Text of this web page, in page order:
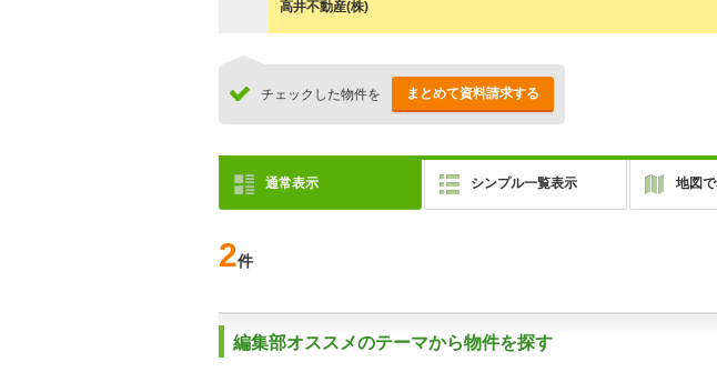
高井不動産(株)
チェックした物件を まとめて資料請求する
通常表示 シンプル一覧表示 地図
2件
編集部オススメのテーマから物件を探す